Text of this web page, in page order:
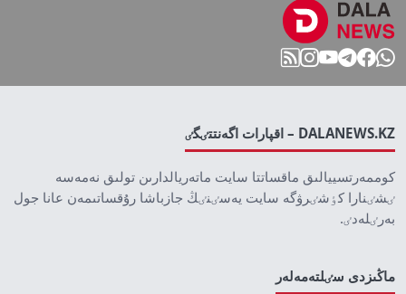
DALANEWS.KZ – اقپارات اگەنتتٸگٸ
كوممەرتسييالىق ماقساتتا سايت ماتەريالدارىن تولىق نەمەسە
ٸشٸنارا كٶشٸرۋگە سايت يەسٸنٸڭ جازباشا رۇقساتىمەن عانا جول
بەرٸلەدٸ.
ماڭىزدى سٸلتەمەلەر